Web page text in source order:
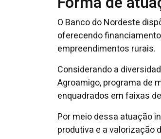
O Banco do Nordeste
oferecendo
empreendimentos rurais.
Considerando a
Agroamigo, programa de
enquadrados em faixas
Por meio dessa atuação
produtiva e a valorização